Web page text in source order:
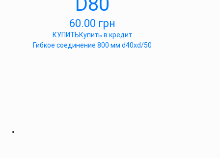
60.00 грн
КУПИТЬКупить в кредит
Гибкое соединение 800 мм d40xd/50